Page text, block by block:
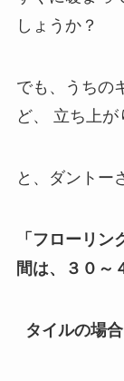
しょうか？
でも、うちの
ど、 立ち上が
と、ダントー
「フローリ
間は、３０～
タイルの場